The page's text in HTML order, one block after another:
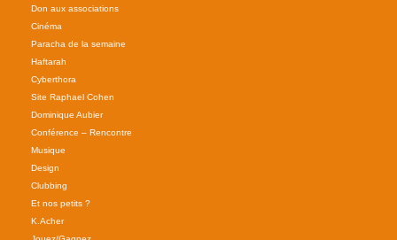
Don aux associations
Cinéma
Paracha de la semaine
Haftarah
Cyberthora
Site Raphael Cohen
Dominique Aubier
Conférence – Rencontre
Musique
Design
Clubbing
Et nos petits ?
K.Acher